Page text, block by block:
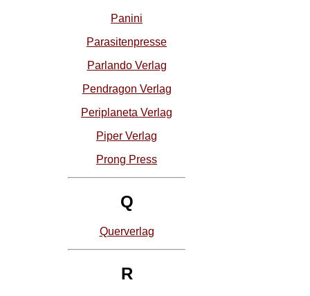
Panini
Parasitenpresse
Parlando Verlag
Pendragon Verlag
Periplaneta Verlag
Piper Verlag
Prong Press
Q
Querverlag
R